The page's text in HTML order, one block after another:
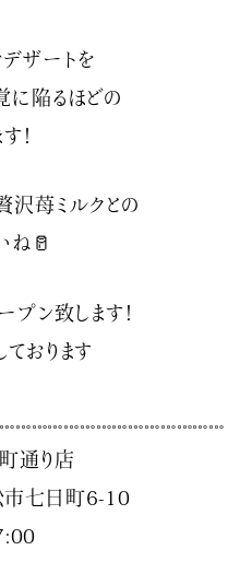
ザートを
に陥るほどの
！
沢苺ミルクとの
ね🥛
プン致します！
おります
通り店
市七日町6-10